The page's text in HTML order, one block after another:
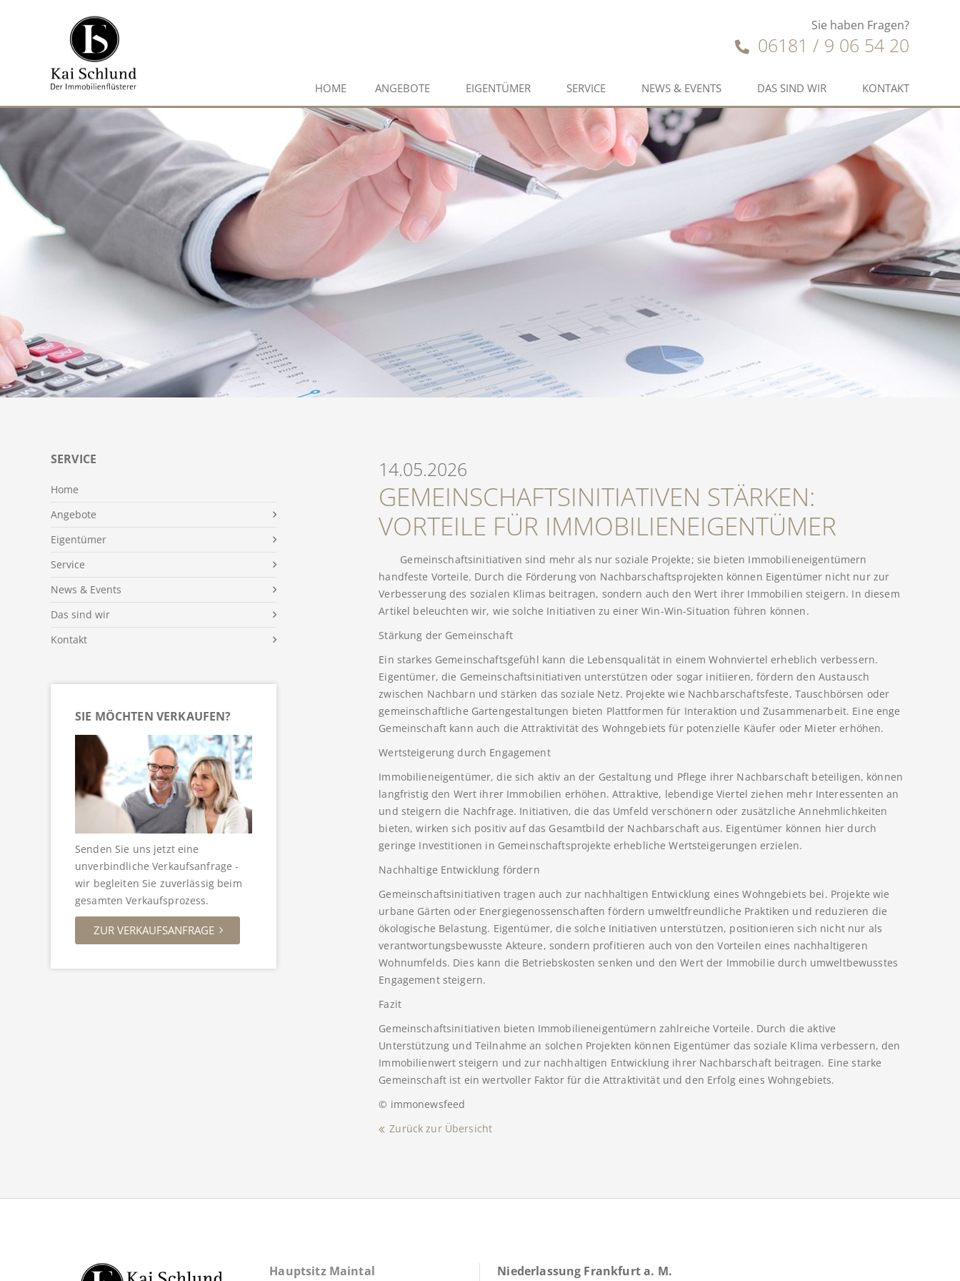
Sie haben Fragen?
06181 / 9 06 54 20
HOME ANGEBOTE EIGENTÜMER SERVICE NEWS & EVENTS DAS SIND WIR KONTAKT
SERVICE
Home
Angebote
Eigentümer
Service
News & Events
Das sind wir
Kontakt
SIE MÖCHTEN VERKAUFEN?
Senden Sie uns jetzt eine
unverbindliche Verkaufsanfrage -
wir begleiten Sie zuverlässig beim
gesamten Verkaufsprozess.
ZUR VERKAUFSANFRAGE
14.05.2026
GEMEINSCHAFTSINITIATIVEN STÄRKEN:
VORTEILE FÜR IMMOBILIENEIGENTÜMER
Gemeinschaftsinitiativen sind mehr als nur soziale Projekte; sie bieten Immobilieneigentümern
handfeste Vorteile. Durch die Förderung von Nachbarschaftsprojekten können Eigentümer nicht nur zur
Verbesserung des sozialen Klimas beitragen, sondern auch den Wert ihrer Immobilien steigern. In diesem
Artikel beleuchten wir, wie solche Initiativen zu einer Win-Win-Situation führen können.
Stärkung der Gemeinschaft
Ein starkes Gemeinschaftsgefühl kann die Lebensqualität in einem Wohnviertel erheblich verbessern.
Eigentümer, die Gemeinschaftsinitiativen unterstützen oder sogar initiieren, fördern den Austausch
zwischen Nachbarn und stärken das soziale Netz. Projekte wie Nachbarschaftsfeste, Tauschbörsen oder
gemeinschaftliche Gartengestaltungen bieten Plattformen für Interaktion und Zusammenarbeit. Eine enge
Gemeinschaft kann auch die Attraktivität des Wohngebiets für potenzielle Käufer oder Mieter erhöhen.
Wertsteigerung durch Engagement
Immobilieneigentümer, die sich aktiv an der Gestaltung und Pflege ihrer Nachbarschaft beteiligen, können
langfristig den Wert ihrer Immobilien erhöhen. Attraktive, lebendige Viertel ziehen mehr Interessenten an
und steigern die Nachfrage. Initiativen, die das Umfeld verschönern oder zusätzliche Annehmlichkeiten
bieten, wirken sich positiv auf das Gesamtbild der Nachbarschaft aus. Eigentümer können hier durch
geringe Investitionen in Gemeinschaftsprojekte erhebliche Wertsteigerungen erzielen.
Nachhaltige Entwicklung fördern
Gemeinschaftsinitiativen tragen auch zur nachhaltigen Entwicklung eines Wohngebiets bei. Projekte wie
urbane Gärten oder Energiegenossenschaften fördern umweltfreundliche Praktiken und reduzieren die
ökologische Belastung. Eigentümer, die solche Initiativen unterstützen, positionieren sich nicht nur als
verantwortungsbewusste Akteure, sondern profitieren auch von den Vorteilen eines nachhaltigeren
Wohnumfelds. Dies kann die Betriebskosten senken und den Wert der Immobilie durch umweltbewusstes
Engagement steigern.
Fazit
Gemeinschaftsinitiativen bieten Immobilieneigentümern zahlreiche Vorteile. Durch die aktive
Unterstützung und Teilnahme an solchen Projekten können Eigentümer das soziale Klima verbessern, den
Immobilienwert steigern und zur nachhaltigen Entwicklung ihrer Nachbarschaft beitragen. Eine starke
Gemeinschaft ist ein wertvoller Faktor für die Attraktivität und den Erfolg eines Wohngebiets.
© immonewsfeed
Zurück zur Übersicht
Hauptsitz Maintal Niederlassung Frankfurt a. M.